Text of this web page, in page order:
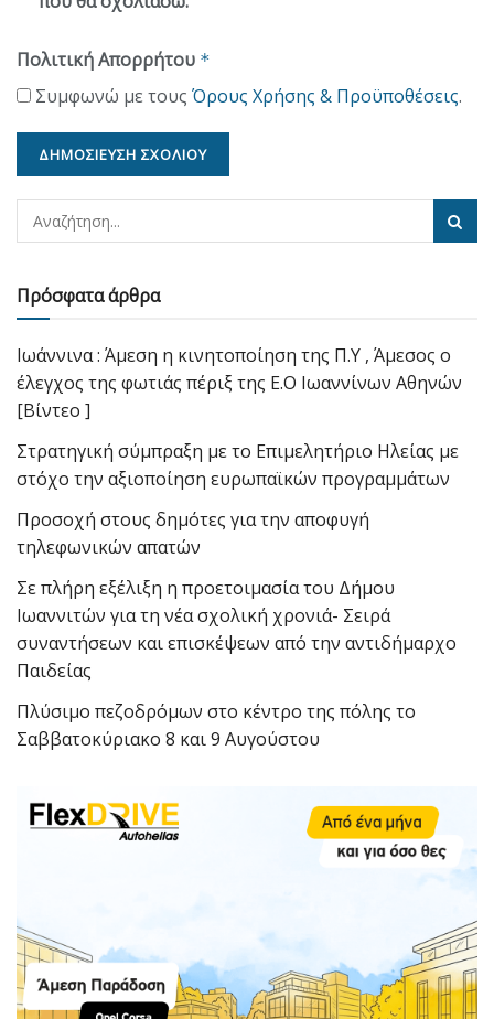
Πολιτική Απορρήτου *
Συμφωνώ με τους Όρους Χρήσης & Προϋποθέσεις.
Πρόσφατα άρθρα
Ιωάννινα : Άμεση η κινητοποίηση της Π.Υ , Άμεσος ο
έλεγχος της φωτιάς πέριξ της Ε.Ο Ιωαννίνων Αθηνών
[Βίντεο ]
Στρατηγική σύμπραξη με το Επιμελητήριο Ηλείας με
στόχο την αξιοποίηση ευρωπαϊκών προγραμμάτων
Προσοχή στους δημότες για την αποφυγή
τηλεφωνικών απατών
Σε πλήρη εξέλιξη η προετοιμασία του Δήμου
Ιωαννιτών για τη νέα σχολική χρονιά- Σειρά
συναντήσεων και επισκέψεων από την αντιδήμαρχο
Παιδείας
Πλύσιμο πεζοδρόμων στο κέντρο της πόλης το
Σαββατοκύριακο 8 και 9 Αυγούστου